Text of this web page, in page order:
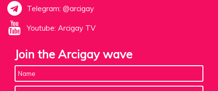
Telegram: @arcigay
Youtube: Arcigay TV
Join the Arcigay wave